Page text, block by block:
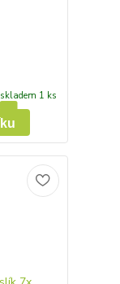
skladem 1 ks